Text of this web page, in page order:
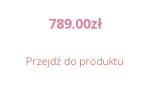
789.00zł
Przejdź do produktu